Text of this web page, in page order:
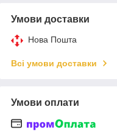
Умови доставки
Нова Пошта
Всі умови доставки
Умови оплати